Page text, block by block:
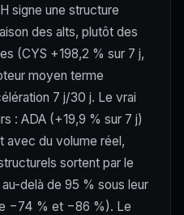
signe une structure
des alts, plutôt des
(CYS +198,2 % sur 7 j,
moyen terme
7 j/30 j. Le vrai
: ADA (+19,9 % sur 7 j)
avec du volume réel,
sortent par le
delà de 95 % sous leur
−74 % et −86 %). Le